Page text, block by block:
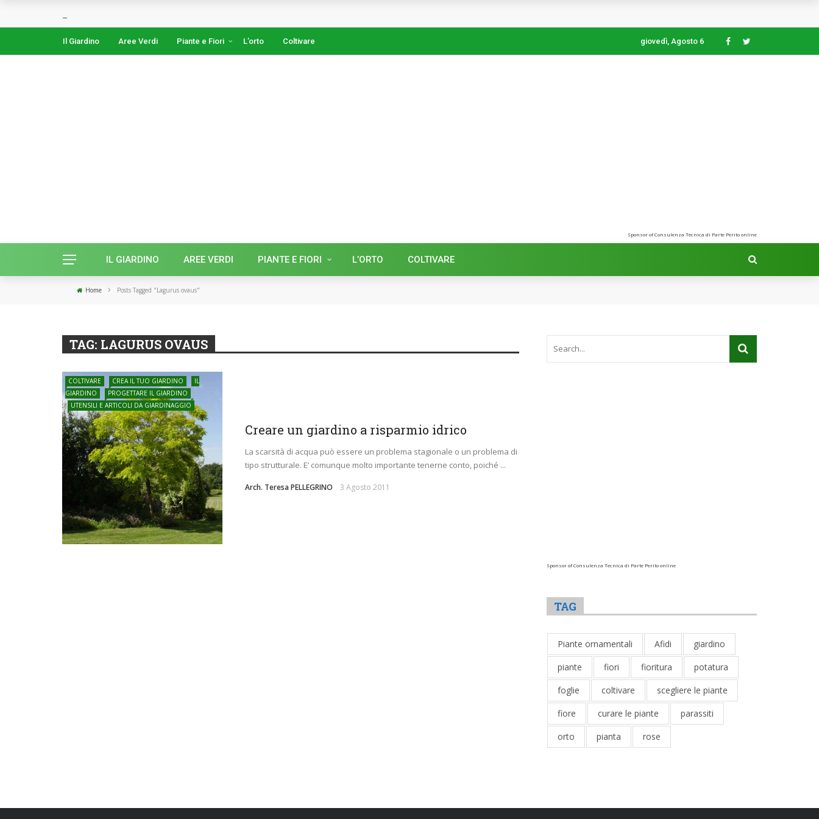
Il Giardino Aree Verdi Piante e Fiori L’orto Coltivare giovedì, Agosto 6
Sponsor of Consulenza Tecnica di Parte Perito online
IL GIARDINO AREE VERDI PIANTE E FIORI L’ORTO COLTIVARE
Home › Posts Tagged "Lagurus ovaus"
TAG: LAGURUS OVAUS
COLTIVARE CREA IL TUO GIARDINO
IL
GIARDINO
PROGETTARE IL GIARDINO
UTENSILI E ARTICOLI DA GIARDINAGGIO
Creare un giardino a risparmio idrico
La scarsità di acqua può essere un problema stagionale o un problema di
tipo strutturale. E’ comunque molto importante tenerne conto, poiché ...
Arch. Teresa PELLEGRINO 3 Agosto 2011
Sponsor of Consulenza Tecnica di Parte Perito online
TAG
Piante ornamentali Afidi
giardino
piante
fiori fioritura
potatura
foglie
coltivare
scegliere le piante
fiore
curare le piante
parassiti
orto
pianta rose